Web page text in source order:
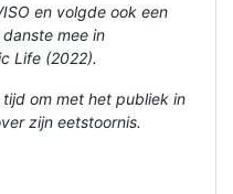
en volgde ook een
mee in
Life (2022).
om met het publiek in
zijn eetstoornis.